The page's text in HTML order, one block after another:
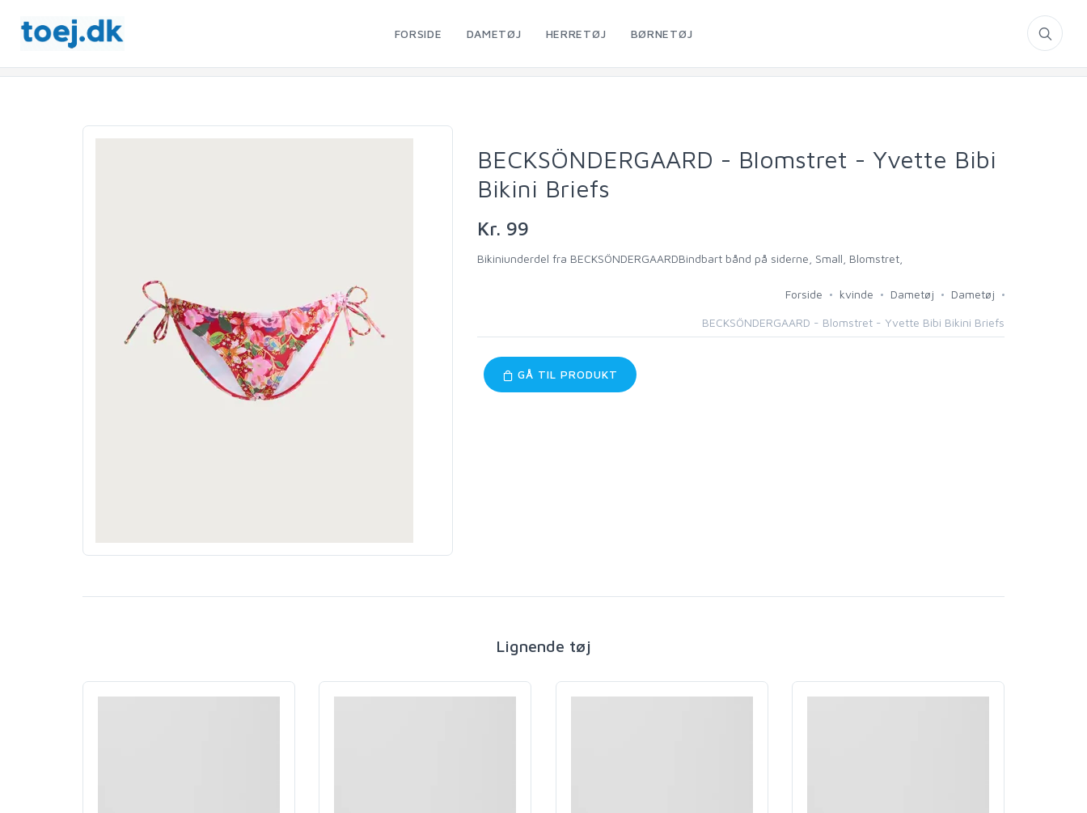
FORSIDE DAMETØJ HERRETØJ BØRNETØJ
BECKSÖNDERGAARD - Blomstret - Yvette Bibi
Bikini Briefs
Kr. 99
Bikiniunderdel fra BECKSÖNDERGAARDBindbart bånd på siderne, Small, Blomstret,
Forside kvinde Dametøj Dametøj
BECKSÖNDERGAARD - Blomstret - Yvette Bibi Bikini Briefs
GÅ TIL PRODUKT
Lignende tøj